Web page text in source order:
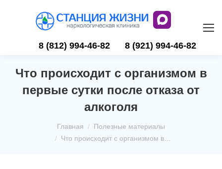
8 (812) 994-46-82 8 (921) 994-46-82
Что происходит с организмом в
первые сутки после отказа от
алкоголя
Главная
Полезные материалы
Что происходит с организмом в…